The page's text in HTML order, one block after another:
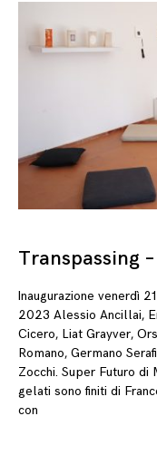
Transpassing
Inaugurazione venerdì
2023 Alessio Ancillai,
Cicero, Liat Grayver,
Romano, Germano
Zocchi. Super Futuro di
gelati sono finiti di
con